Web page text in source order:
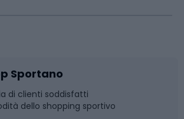
Sportano
di clienti soddisfatti
dello shopping sportivo